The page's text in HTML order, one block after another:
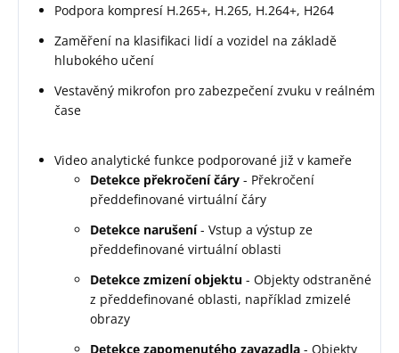
Podpora kompresí H.265+, H.265, H.264+, H264
Zaměření na klasifikaci lidí a vozidel na základě
hlubokého učení
Vestavěný mikrofon pro zabezpečení zvuku v reálném
čase
Video analytické funkce podporované již v kameře
Detekce překročení čáry - Překročení
předdefinované virtuální čáry
Detekce narušení- Vstup a výstup ze
předdefinované virtuální oblasti
Detekce zmizení objektu - Objekty odstraněné
z předdefinované oblasti, například zmizelé
obrazy
Detekce zapomenutého zavazadla - Objekty